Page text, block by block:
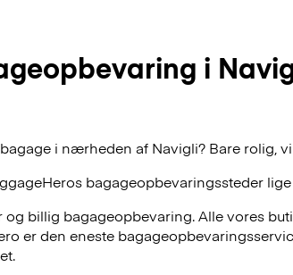
i
i nærheden af Navigli? Bare rolig,
bagageopbevaringssteder
billig bagageopbevaring. Alle vores
er den eneste